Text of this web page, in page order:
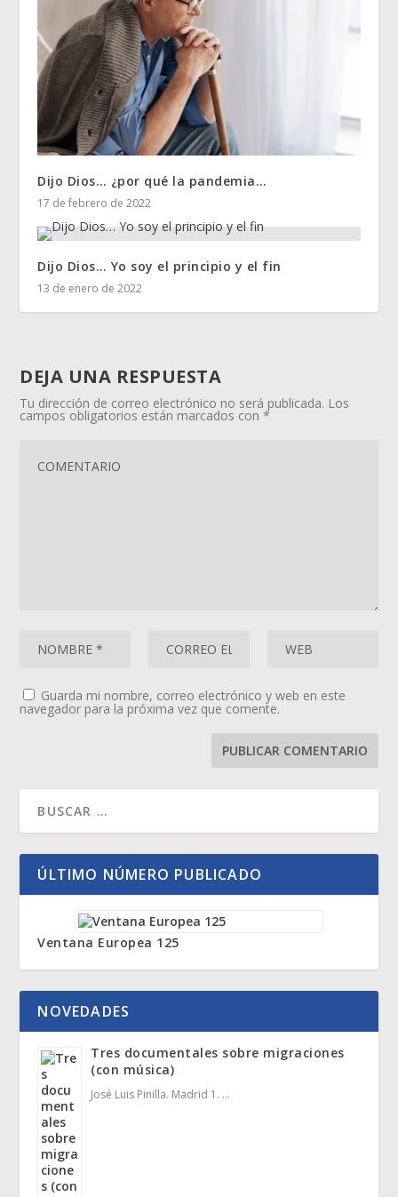
Dijo Dios… ¿por qué la pandemia…
17 de febrero de 2022
Dijo Dios… Yo soy el principio y el fin
13 de enero de 2022
DEJA UNA RESPUESTA
Tu dirección de correo electrónico no será publicada. Los
campos obligatorios están marcados con*
Guarda mi nombre, correo electrónico y web en este
navegador para la próxima vez que comente.
ÚLTIMO NÚMERO PUBLICADO
Ventana Europea 125
NOVEDADES
Tres documentales sobre migraciones
(con música)
José Luis Pinilla. Madrid 1. …